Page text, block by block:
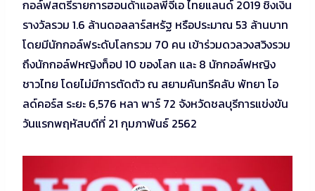
กอล์ฟสตรีรายการฮอนด้าแอลพีจีเอ ไทยแลนด์ 2019 ชิงเงิน
รางวัลรวม 1.6 ล้านดอลลาร์สหรัฐ หรือประมาณ 53 ล้านบาท
โดยมีนักกอล์ฟระดับโลกรวม 70 คน เข้าร่วมดวลวงสวิงรวม
ถึงนักกอล์ฟหญิงท็อป 10 ของโลก และ 8 นักกอล์ฟหญิง
ชาวไทย โดยไม่มีการตัดตัว ณ สยามคันทรีคลับ พัทยา โอ
ลด์คอร์ส ระยะ 6,576 หลา พาร์ 72 จังหวัดชลบุรีการแข่งขัน
วันแรกพฤหัสบดีที่ 21 กุมภาพันธ์ 2562